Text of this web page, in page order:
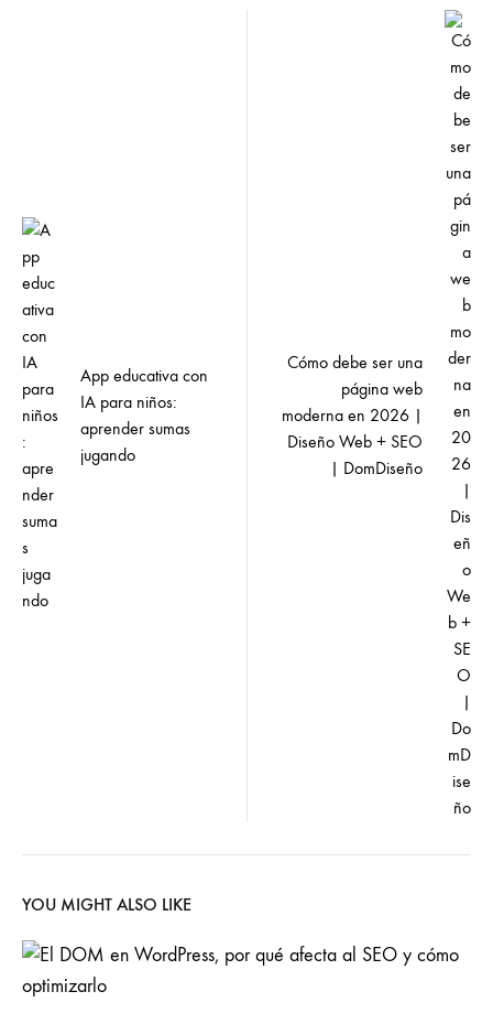
App educativa con
IA para niños:
aprender sumas
jugando
Cómo debe ser una
página web
moderna en 2026 |
Diseño Web + SEO
| DomDiseño
YOU MIGHT ALSO LIKE